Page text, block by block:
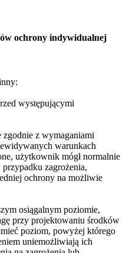
ochrony indywidualnej
występującymi
z wymaganiami
warunkach
użytkownik mógł normalnie
zagrożenia,
ochrony na możliwie
osiągalnym poziomie,
przy projektowaniu środków
poziom, powyżej którego
uniemożliwiają ich